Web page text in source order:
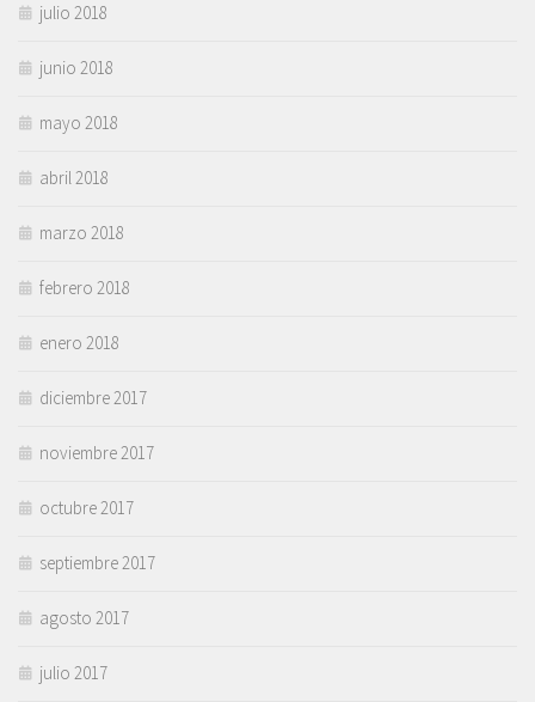
julio 2018
junio 2018
mayo 2018
abril 2018
marzo 2018
febrero 2018
enero 2018
diciembre 2017
noviembre 2017
octubre 2017
septiembre 2017
agosto 2017
julio 2017